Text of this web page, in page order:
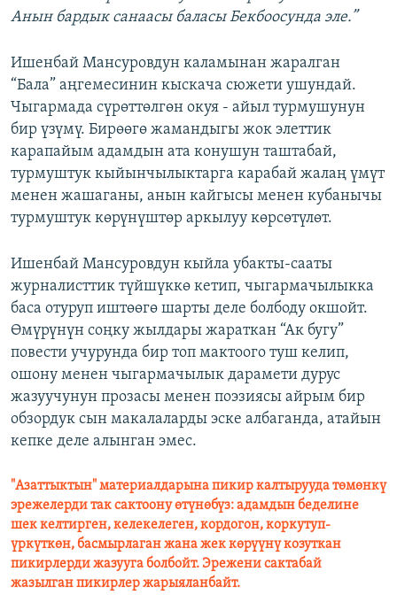
Анын бардык санаасы баласы Бекбоосунда эле.”
Ишенбай Мансуровдун каламынан жаралган
“Бала” аңгемесинин кыскача сюжети ушундай.
Чыгармада сүрөттөлгөн окуя - айыл турмушунун
бир үзүмү. Бирөөгө жамандыгы жок элеттик
карапайым адамдын ата конушун таштабай,
турмуштук кыйынчылыктарга карабай жалаң үмүт
менен жашаганы, анын кайгысы менен кубанычы
турмуштук көрүнүштөр аркылуу көрсөтүлөт.
Ишенбай Мансуровдун кыйла убакты-сааты
журналисттик түйшүккө кетип, чыгармачылыкка
баса отуруп иштөөгө шарты деле болбоду окшойт.
Өмүрүнүн соңку жылдары жараткан “Ак бугу”
повести учурунда бир топ мактоого туш келип,
ошону менен чыгармачылык дарамети дурус
жазуучунун прозасы менен поэзиясы айрым бир
обзордук сын макалаларды эске албаганда, атайын
кепке деле алынган эмес.
"Азаттыктын" материалдарына пикир калтырууда төмөнкү
эрежелерди так сактоону өтүнөбүз: адамдын беделине
шек келтирген, келекелеген, кордогон, коркутуп-
үркүткөн, басмырлаган жана жек көрүүнү козуткан
пикирлерди жазууга болбойт. Эрежени сактабай
жазылган пикирлер жарыяланбайт.